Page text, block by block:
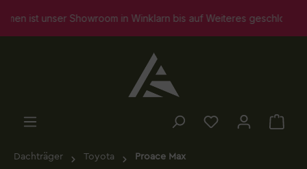
springen
ist unser Showroom in Winklarn bis auf Weiteres
Dachträger Toyota Proace Max